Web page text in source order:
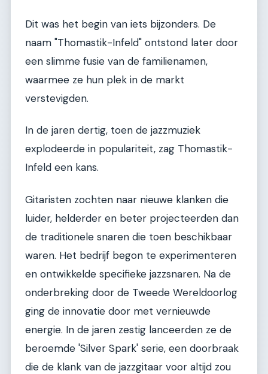
Dit was het begin van iets bijzonders. De
naam "Thomastik-Infeld" ontstond later door
een slimme fusie van de familienamen,
waarmee ze hun plek in de markt
verstevigden.
In de jaren dertig, toen de jazzmuziek
explodeerde in populariteit, zag Thomastik-
Infeld een kans.
Gitaristen zochten naar nieuwe klanken die
luider, helderder en beter projecteerden dan
de traditionele snaren die toen beschikbaar
waren. Het bedrijf begon te experimenteren
en ontwikkelde specifieke jazzsnaren. Na de
onderbreking door de Tweede Wereldoorlog
ging de innovatie door met vernieuwde
energie. In de jaren zestig lanceerden ze de
beroemde 'Silver Spark' serie, een doorbraak
die de klank van de jazzgitaar voor altijd zou